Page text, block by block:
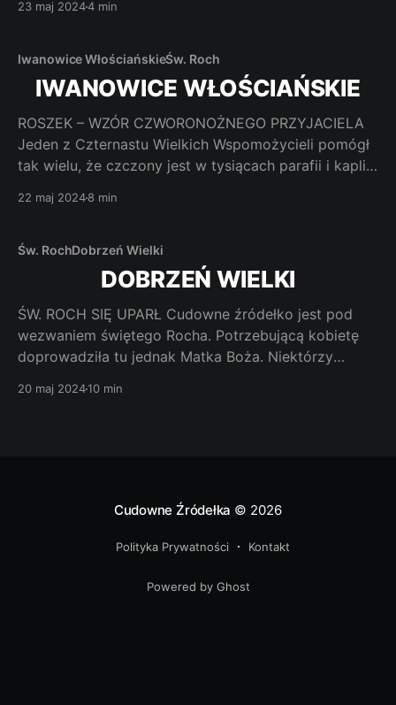
zbudowana została w 1943 roku. Poprzednia uległa
potężny buk. Wybudowana jest całkowicie z drewna.
Również
23 maj 20244 min
Iwanowice WłościańskieŚw. Roch
IWANOWICE WŁOŚCIAŃSKIE
ROSZEK – WZÓR CZWORONOŻNEGO PRZYJACIELA
Jeden z Czternastu Wielkich Wspomożycieli pomógł
tak wielu, że czczony jest w tysiącach parafii i kaplic
lat chroni również przed pomorem bydło a od
22 maj 20248 min
Św. RochDobrzeń Wielki
DOBRZEŃ WIELKI
ŚW. ROCH SIĘ UPARŁ Cudowne źródełko jest pod
wezwaniem świętego Rocha. Potrzebującą kobietę
doprowadziła tu jednak Matka Boża. Niektórzy
plac przy kościele świętego znajdzie się niemal w
20 maj 202410 min
Cudowne Źródełka © 2026
Polityka Prywatności Kontakt
Powered by Ghost